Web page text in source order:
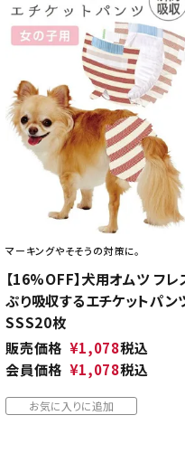
マーキングやそそうの対策に。
【16%OFF】犬用オムツ フ
ぷり吸収するエチケットパン
SSS20枚
販売価格 ¥1,078税込
会員価格 ¥1,078税込
お気に入りに追加